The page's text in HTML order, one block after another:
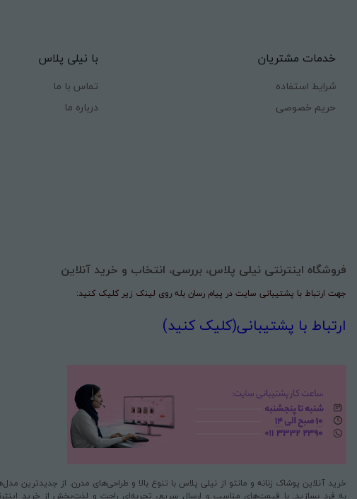
خدمات مشتریان
شرایط استفاده
حریم خصوصی
با نیلی پلاس
تماس با ما
درباره ما
فروشگاه اینترنتی نیلی پلاس، بررسی، انتخاب و خرید آنلاین
جهت ارتباط با پشتیبانی سایت در پیام رسان بله روی لینک زیر کلیک کنید:
ارتباط با پشتیبانی(کلیک کنید)
خرید آنلاین پوشاک زنانه و مانتو از نیلی پلاس با تنوع بالا و طراحی‌های مدرن. از جدیدترین